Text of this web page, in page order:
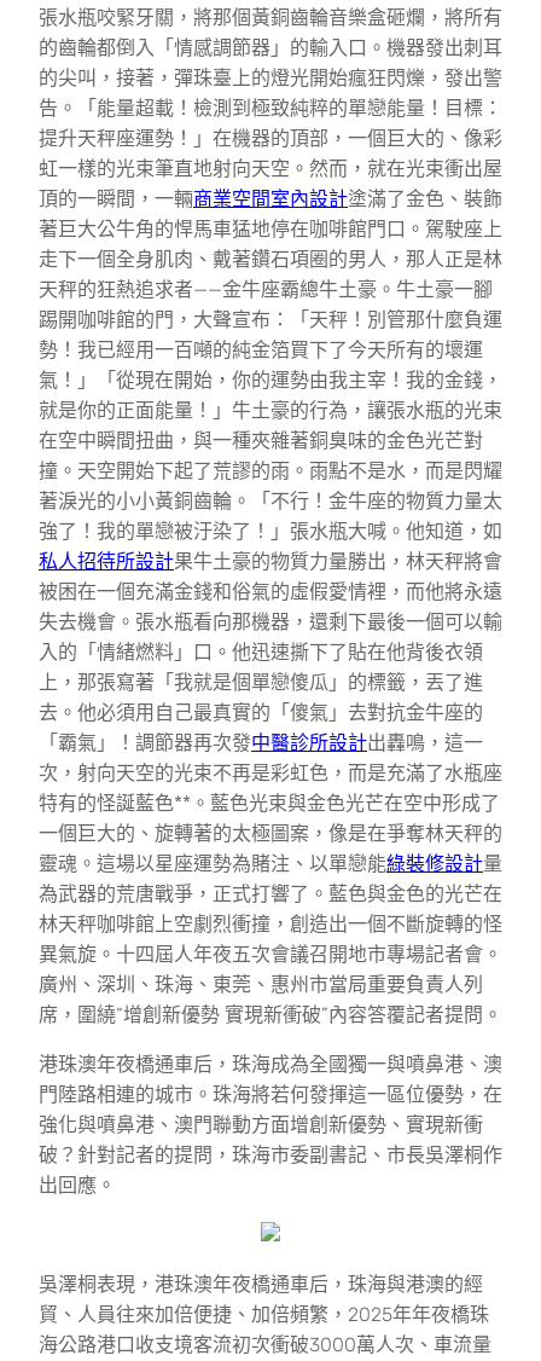
張水瓶咬緊牙關，將那個黃銅齒輪音樂盒砸爛，將所有
的齒輪都倒入「情感調節器」的輸入口。機器發出刺耳
的尖叫，接著，彈珠臺上的燈光開始瘋狂閃爍，發出警
告。「能量超載！檢測到極致純粹的單戀能量！目標：
提升天秤座運勢！」在機器的頂部，一個巨大的、像彩
虹一樣的光束筆直地射向天空。然而，就在光束衝出屋
頂的一瞬間，一輛商業空間室內設計塗滿了金色、裝飾
著巨大公牛角的悍馬車猛地停在咖啡館門口。駕駛座上
走下一個全身肌肉、戴著鑽石項圈的男人，那人正是林
天秤的狂熱追求者——金牛座霸總牛土豪。牛土豪一腳
踢開咖啡館的門，大聲宣布：「天秤！別管那什麼負運
勢！我已經用一百噸的純金箔買下了今天所有的壞運
氣！」「從現在開始，你的運勢由我主宰！我的金錢，
就是你的正面能量！」牛土豪的行為，讓張水瓶的光束
在空中瞬間扭曲，與一種夾雜著銅臭味的金色光芒對
撞。天空開始下起了荒謬的雨。雨點不是水，而是閃耀
著淚光的小小黃銅齒輪。「不行！金牛座的物質力量太
強了！我的單戀被汙染了！」張水瓶大喊。他知道，如
私人招待所設計果牛土豪的物質力量勝出，林天秤將會
被困在一個充滿金錢和俗氣的虛假愛情裡，而他將永遠
失去機會。張水瓶看向那機器，還剩下最後一個可以輸
入的「情緒燃料」口。他迅速撕下了貼在他背後衣領
上，那張寫著「我就是個單戀傻瓜」的標籤，丟了進
去。他必須用自己最真實的「傻氣」去對抗金牛座的
「霸氣」！調節器再次發中醫診所設計出轟鳴，這一
次，射向天空的光束不再是彩虹色，而是充滿了水瓶座
特有的怪誕藍色**。藍色光束與金色光芒在空中形成了
一個巨大的、旋轉著的太極圖案，像是在爭奪林天秤的
靈魂。這場以星座運勢為賭注、以單戀能綠裝修設計量
為武器的荒唐戰爭，正式打響了。藍色與金色的光芒在
林天秤咖啡館上空劇烈衝撞，創造出一個不斷旋轉的怪
異氣旋。十四屆人年夜五次會議召開地市專場記者會。
廣州、深圳、珠海、東莞、惠州市當局重要負責人列
席，圍繞“增創新優勢 實現新衝破”內容答覆記者提問。
港珠澳年夜橋通車后，珠海成為全國獨一與噴鼻港、澳
門陸路相連的城市。珠海將若何發揮這一區位優勢，在
強化與噴鼻港、澳門聯動方面增創新優勢、實現新衝
破？針對記者的提問，珠海市委副書記、市長吳澤桐作
出回應。
吳澤桐表現，港珠澳年夜橋通車后，珠海與港澳的經
貿、人員往來加倍便捷、加倍頻繁，2025年年夜橋珠
海公路港口收支境客流初次衝破3000萬人次、車流量